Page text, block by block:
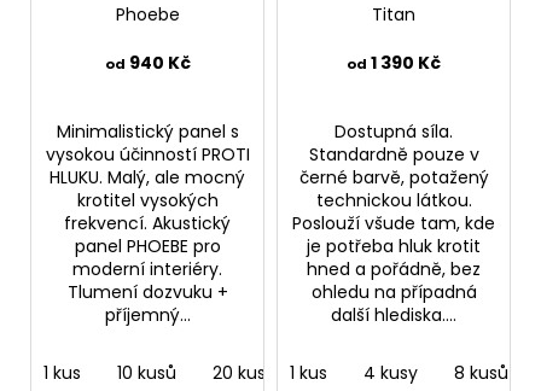
Phoebe
od 940 Kč
Minimalistický panel s
vysokou účinností PROTI
HLUKU. Malý, ale mocný
krotitel vysokých
frekvencí. Akustický
panel PHOEBE pro
moderní interiéry.
Tlumení dozvuku +
příjemný...
1 kus 10 kusů 20 kusů
Titan
od 1 390 Kč
Dostupná síla.
Standardně pouze v
černé barvě, potažený
technickou látkou.
Poslouží všude tam, kde
je potřeba hluk krotit
hned a pořádně, bez
ohledu na případná
další hlediska....
1 kus 4 kusy 8 kusů